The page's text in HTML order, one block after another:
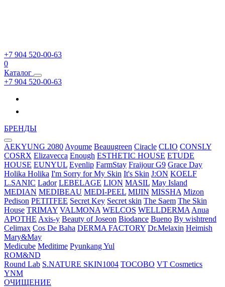
+7 904 520-00-63
0
Каталог
+7 904 520-00-63
БРЕНДЫ
AEKYUNG 2080 Ayoume Beauugreen Ciracle CLIO CONSLY
COSRX Elizavecca Enough ESTHETIC HOUSE ETUDE
HOUSE EUNYUL Eyenlip FarmStay FraijourG9 Grace Day
Holika Holika I'm Sorry for My Skin It's Skin J:ON KOELF
L.SANIC Lador LEBELAGE LION MASIL May Island
MEDIAN MEDIBEAU MEDI-PEEL MIJIN MISSHA Mizon
Pedison PETITFEE Secret Key Secret skin The Saem The Skin
House TRIMAY VALMONA WELCOS WELLDERMA Anua
APOTHE Axis-y Beauty of Joseon Biodance Bueno By wishtrend
Celimax Cos De Baha DERMA FACTORY Dr.Melaxin Heimish
Mary&May
Medicube Meditime Pyunkang Yul
ROM&ND
Round Lab S.NATURE SKIN1004 TOCOBO VT Cosmetics
YNM
ОЧИЩЕНИЕ